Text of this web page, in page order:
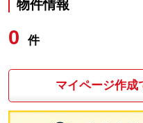
物件情報
0 件
マイページ作成